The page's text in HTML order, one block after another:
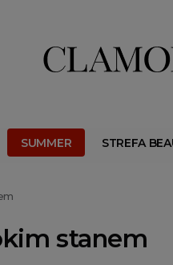
SUMMER STREFA
stanem